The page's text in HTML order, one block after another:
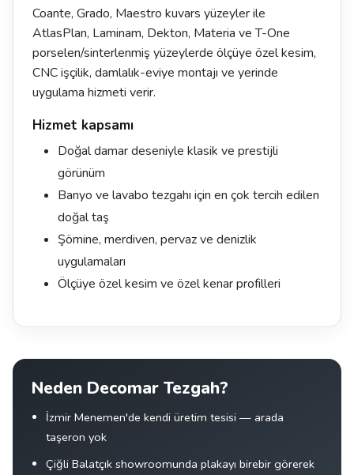
Coante, Grado, Maestro kuvars yüzeyler ile
AtlasPlan, Laminam, Dekton, Materia ve T-One
porselen/sinterlenmiş yüzeylerde ölçüye özel kesim,
CNC işçilik, damlalık-eviye montajı ve yerinde
uygulama hizmeti verir.
Hizmet kapsamı
Doğal damar deseniyle klasik ve prestijli
görünüm
Banyo ve lavabo tezgahı için en çok tercih edilen
doğal taş
Şömine, merdiven, pervaz ve denizlik
uygulamaları
Ölçüye özel kesim ve özel kenar profilleri
Neden Decomar Tezgah?
İzmir Menemen'de kendi üretim tesisi — arada
taşeron yok
Çiğli Balatçık showroomunda plakayı birebir görerek